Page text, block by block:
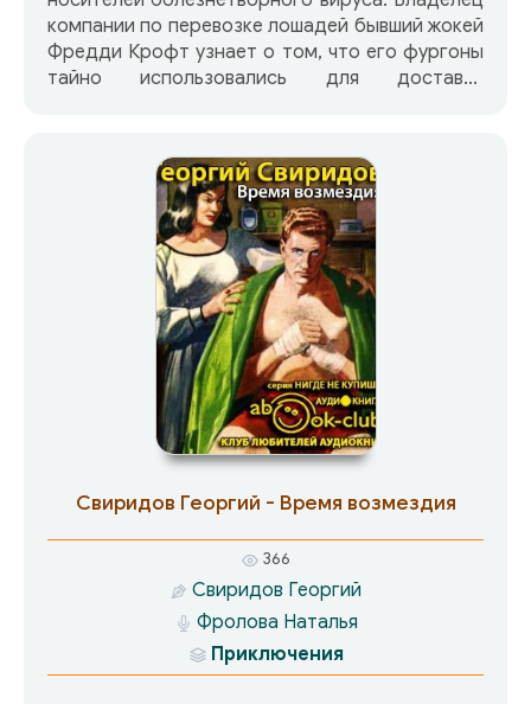
компании по перевозке лошадей бывший жокей
Фредди Крофт узнает о том, что его фургоны
тайно использовались для доставки
миром, но не в его правилах прощать тому, кто
пытается использовать его втемную. Что же
окажется сильнее: блестящий интеллект и
тонкая интуиция или слепая ненависть к чужим
успехам, к чужому достатку, к чужой
удачливости?..
Свиридов Георгий - Время возмездия
366
Свиридов Георгий
Фролова Наталья
Приключения